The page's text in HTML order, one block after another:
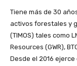
Tiene más de 30
activos forestales y
(TIMOS) tales como
Resources (GWR),
Desde el 2016